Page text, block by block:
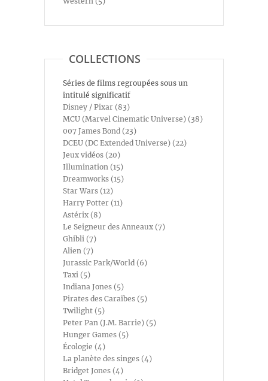
COLLECTIONS
Séries de films regroupées sous un
intitulé significatif
Disney / Pixar (83)
MCU (Marvel Cinematic Universe) (38)
007 James Bond (23)
DCEU (DC Extended Universe) (22)
Jeux vidéos (20)
Illumination (15)
Dreamworks (15)
Star Wars (12)
Harry Potter (11)
Astérix (8)
Le Seigneur des Anneaux (7)
Ghibli (7)
Alien (7)
Jurassic Park/World (6)
Taxi (5)
Indiana Jones (5)
Pirates des Caraïbes (5)
Twilight (5)
Peter Pan (J.M. Barrie) (5)
Hunger Games (5)
Écologie (4)
La planète des singes (4)
Bridget Jones (4)